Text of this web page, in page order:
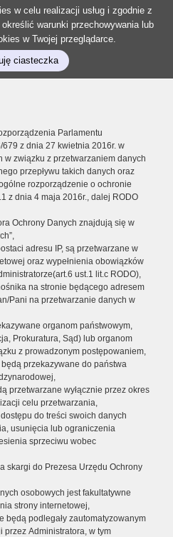
w celu realizacji usług i zgodnie z
warunki przechowywania lub
w Twojej przeglądarce.
ciasteczka
Parlamentu
z dnia 27 kwietnia 2016r. w
w związku z przetwarzaniem danych
przepływu takich danych oraz
rozporządzenie o ochronie
z dnia 4 maja 2016r., dalej RODO
Ochrony Danych znajdują się w
adresu IP, są przetwarzane w
oraz wypełnienia obowiązków
ust.1 lit.c RODO),
na stronie będącego adresem
Pani na przetwarzanie danych w
organom państwowym,
Prokuratura, Sąd) lub organom
z prowadzonym postępowaniem,
przekazywane do państwa
przetwarzane wyłącznie przez okres
celu przetwarzania,
do treści swoich danych
usunięcia lub ograniczenia
sprzeciwu wobec
skargi do Prezesa Urzędu Ochrony
osobowych jest fakultatywne
strony internetowej,
będą podlegały zautomatyzowanym
Administratora, w tym